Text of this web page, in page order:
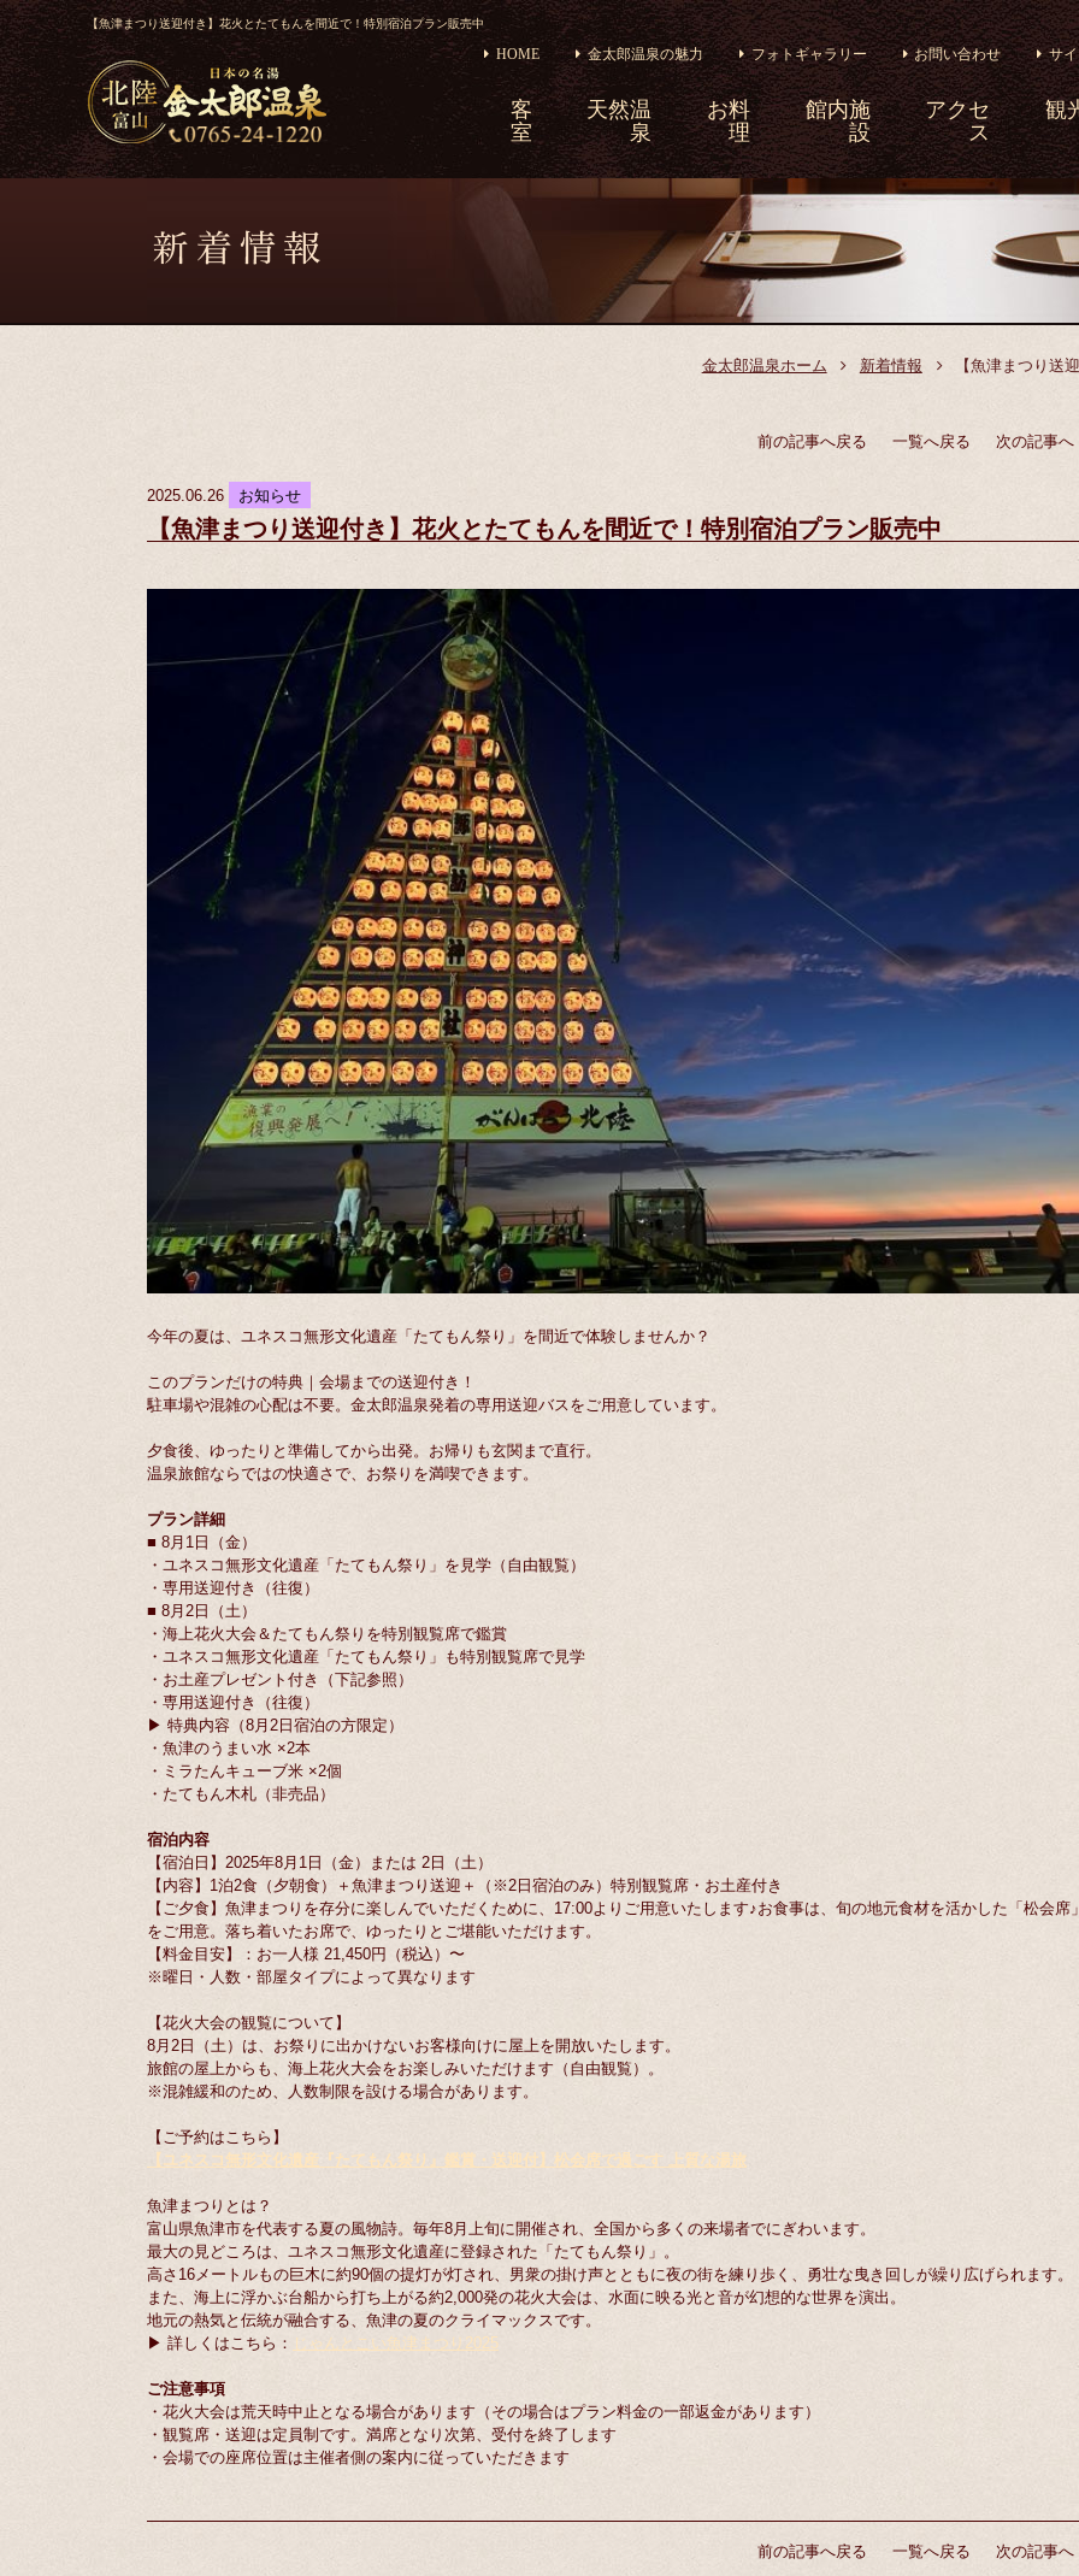
​【魚津まつり送迎付き】花火とたてもんを間近で！特別宿泊プラン販売中
HOME 金太郎温泉の魅力 フォトギャラリー お問い合わせ サ
客
室
天然温
泉
お料
理
館内施
設
アクセ
ス
観
金太郎温泉ホーム 新着情報 【魚津まつり送
前の記事へ戻る 一覧へ戻る 次の記事へ
2025.06.26 お知らせ
​【魚津まつり送迎付き】花火とたてもんを間近で！特別宿泊プラン販売中
今年の夏は、ユネスコ無形文化遺産「たてもん祭り」を間近で体験しませんか？
このプランだけの特典｜会場までの送迎付き！
駐車場や混雑の心配は不要。金太郎温泉発着の専用送迎バスをご用意しています。
夕食後、ゆったりと準備してから出発。お帰りも玄関まで直行。
温泉旅館ならではの快適さで、お祭りを満喫できます。
プラン詳細
■ 8月1日（金）
・ユネスコ無形文化遺産「たてもん祭り」を見学（自由観覧）
・専用送迎付き（往復）
■ 8月2日（土）
・海上花火大会＆たてもん祭りを特別観覧席で鑑賞
・ユネスコ無形文化遺産「たてもん祭り」も特別観覧席で見学
・お土産プレゼント付き（下記参照）
・専用送迎付き（往復）
▶ 特典内容（8月2日宿泊の方限定）
・魚津のうまい水 ×2本
・ミラたんキューブ米 ×2個
・たてもん木札（非売品）
宿泊内容
【宿泊日】2025年8月1日（金）または 2日（土）
【内容】1泊2食（夕朝食）＋魚津まつり送迎＋（※2日宿泊のみ）特別観覧席・お土産付き
【ご夕食】魚津まつりを存分に楽しんでいただくために、17:00よりご用意いたします♪お食事は、旬の地元食材を活かした「松会席
をご用意。落ち着いたお席で、ゆったりとご堪能いただけます。
【料金目安】：お一人様 21,450円（税込）〜
※曜日・人数・部屋タイプによって異なります
【花火大会の観覧について】
8月2日（土）は、お祭りに出かけないお客様向けに屋上を開放いたします。
旅館の屋上からも、海上花火大会をお楽しみいただけます（自由観覧）。
※混雑緩和のため、人数制限を設ける場合があります。
【ご予約はこちら】
【ユネスコ無形文化遺産『たてもん祭り』鑑賞・送迎付】松会席で過ごす
上質な湯旅
魚津まつりとは？
富山県魚津市を代表する夏の風物詩。毎年8月上旬に開催され、全国から多くの来場者でにぎわいます。
最大の見どころは、ユネスコ無形文化遺産に登録された「たてもん祭り」。
高さ16メートルもの巨木に約90個の提灯が灯され、男衆の掛け声とともに夜の街を練り歩く、勇壮な曳き回しが繰り広げられます。
また、海上に浮かぶ台船から打ち上がる約2,000発の花火大会は、水面に映る光と音が幻想的な世界を演出。
地元の熱気と伝統が融合する、魚津の夏のクライマックスです。
▶ 詳しくはこちら：
じゃんとこい魚津まつり2025
ご注意事項
・花火大会は荒天時中止となる場合があります（その場合はプラン料金の一部返金があります）
・観覧席・送迎は定員制です。満席となり次第、受付を終了します
・会場での座席位置は主催者側の案内に従っていただきます
前の記事へ戻る 一覧へ戻る 次の記事へ